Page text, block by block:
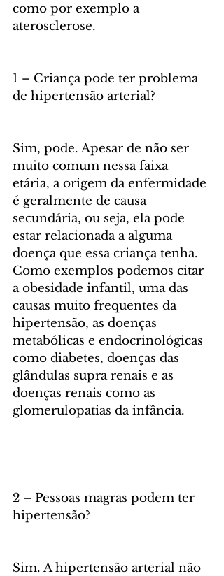
como por exemplo a
aterosclerose.
1 – Criança pode ter problema
de hipertensão arterial?
Sim, pode. Apesar de não ser
muito comum nessa faixa
etária, a origem da enfermidade
é geralmente de causa
secundária, ou seja, ela pode
estar relacionada a alguma
doença que essa criança tenha.
Como exemplos podemos citar
a obesidade infantil, uma das
causas muito frequentes da
hipertensão, as doenças
metabólicas e endocrinológicas
como diabetes, doenças das
glândulas supra renais e as
doenças renais como as
glomerulopatias da infância.
2 – Pessoas magras podem ter
hipertensão?
Sim. A hipertensão arterial não